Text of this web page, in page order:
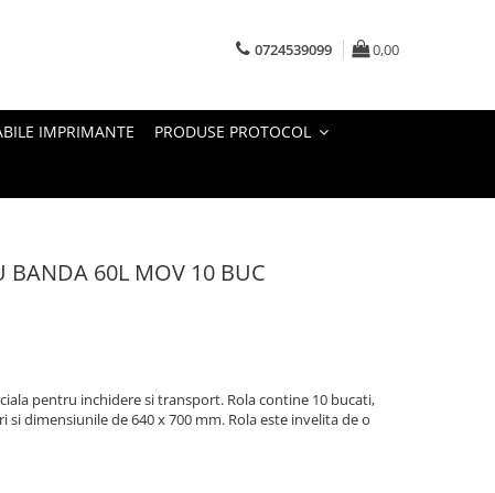
0724539099 0,00
IMPRIMANTE PRODUSE PROTOCOL
BANDA 60L MOV 10 BUC
pentru inchidere si transport. Rola contine 10 bucati,
dimensiunile de 640 x 700 mm. Rola este invelita de o